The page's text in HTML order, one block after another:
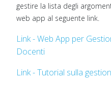
gestire la lista degli
web app al seguente link.
Link - Web App per
Docenti
Link - Tutorial sulla